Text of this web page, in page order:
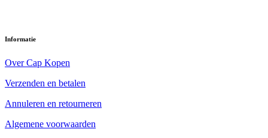
Informatie
Over Cap Kopen
Verzenden en betalen
Annuleren en retourneren
Algemene voorwaarden